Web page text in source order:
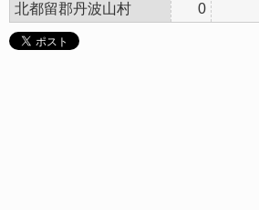
北都留郡丹波山村 0